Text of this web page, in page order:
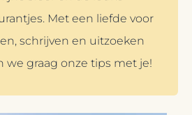
Met een liefde voor
schrijven en uitzoeken
we graag onze tips met je!